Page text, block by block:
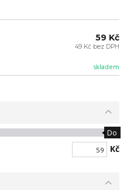
skladem
59 Kč
49 Kč bez DPH
Do
Kč